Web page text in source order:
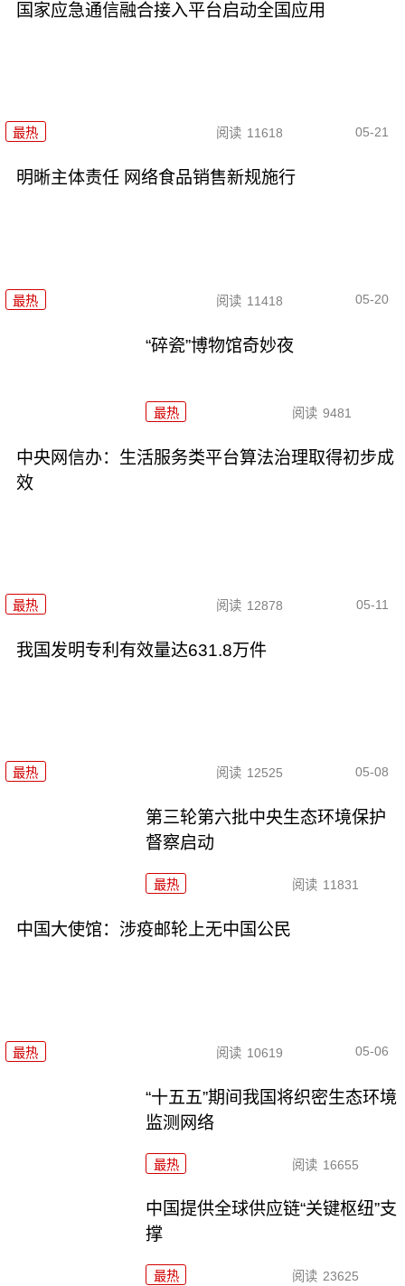
国家应急通信融合接入平台启动全国应用
最热 阅读 11618 05-21
明晰主体责任 网络食品销售新规施行
最热 阅读 11418 05-20
“碎瓷”博物馆奇妙夜
最热 阅读 9481
中央网信办：生活服务类平台算法治理取得初步成
效
最热 阅读 12878 05-11
我国发明专利有效量达631.8万件
最热 阅读 12525 05-08
第三轮第六批中央生态环境保护
督察启动
最热 阅读 11831
中国大使馆：涉疫邮轮上无中国公民
最热 阅读 10619 05-06
“十五五”期间我国将织密生态环境
监测网络
最热 阅读 16655
中国提供全球供应链“关键枢纽”支
撑
最热 阅读 23625